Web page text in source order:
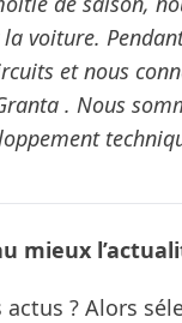
voiture.
et nous
. Nous
mieux
actus ? Alors